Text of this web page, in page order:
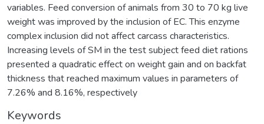
variables. Feed conversion of animals from 30 to 70 kg live
weight was improved by the inclusion of EC. This enzyme
complex inclusion did not affect carcass characteristics.
Increasing levels of SM in the test subject feed diet rations
presented a quadratic effect on weight gain and on backfat
thickness that reached maximum values in parameters of
7.26% and 8.16%, respectively
Keywords